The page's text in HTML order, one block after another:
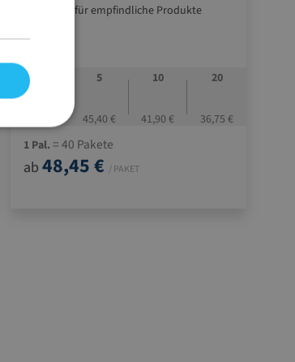
Schutz für empfindliche Produkte
5
45,40 €
10
41,90 €
20
36,75 €
1 Pal. = 40 Pakete
ab 48,45 € / PAKET